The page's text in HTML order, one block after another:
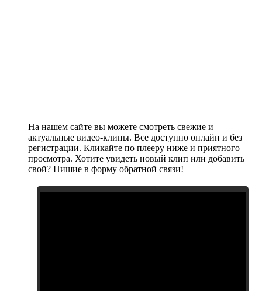
На нашем сайте вы можете смотреть свежие и
актуальные видео-клипы. Все доступно онлайн и без
регистрации. Кликайте по плееру ниже и приятного
просмотра. Хотите увидеть новый клип или добавить
свой? Пишие в форму обратной связи!